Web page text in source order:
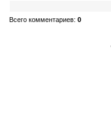
Всего комментариев: 0